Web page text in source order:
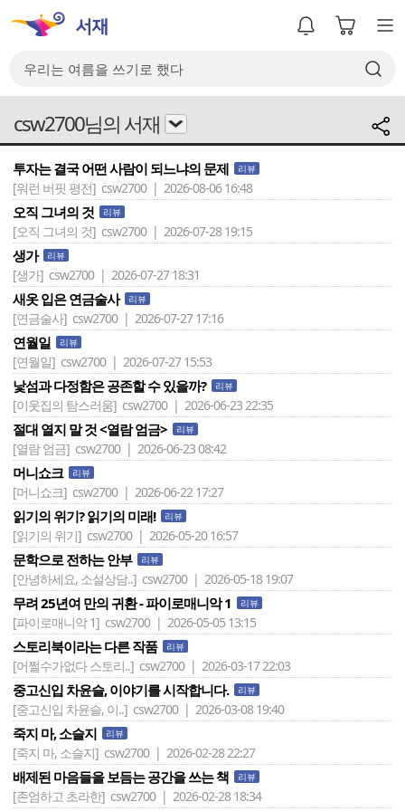
csw2700님의 서재
투자는 결국 어떤 사람이 되느냐의 문제 리뷰
[워런 버핏 평전] csw2700 | 2026-08-06 16:48
오직 그녀의 것 리뷰
[오직 그녀의 것] csw2700 | 2026-07-28 19:15
생가 리뷰
[생가] csw2700 | 2026-07-27 18:31
새옷 입은 연금술사 리뷰
[연금술사] csw2700 | 2026-07-27 17:16
연월일 리뷰
[연월일] csw2700 | 2026-07-27 15:53
낯섬과 다정함은 공존할 수 있을까? 리뷰
[이웃집의 탐스러움] csw2700 | 2026-06-23 22:35
절대 열지 말 것 <열람 엄금> 리뷰
[열람 엄금] csw2700 | 2026-06-23 08:42
머니쇼크 리뷰
[머니쇼크] csw2700 | 2026-06-22 17:27
읽기의 위기? 읽기의 미래! 리뷰
[읽기의 위기] csw2700 | 2026-05-20 16:57
문학으로 전하는 안부 리뷰
[안녕하세요, 소설상담..] csw2700 | 2026-05-18 19:07
무려 25년여 만의 귀환 - 파이로매니악 1 리뷰
[파이로매니악 1] csw2700 | 2026-05-05 13:15
스토리북이라는 다른 작품 리뷰
[어쩔수가없다 스토리..] csw2700 | 2026-03-17 22:03
중고신입 차윤슬, 이야기를 시작합니다. 리뷰
[중고신입 차윤슬, 이..] csw2700 | 2026-03-08 19:40
죽지 마, 소슬지 리뷰
[죽지 마, 소슬지] csw2700 | 2026-02-28 22:27
배제된 마음들을 보듬는 공간을 쓰는 책 리뷰
[존엄하고 초라한] csw2700 | 2026-02-28 18:34